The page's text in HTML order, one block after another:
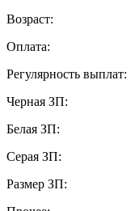
Возраст:
Оплата:
Регулярность выплат:
Черная ЗП:
Белая ЗП:
Серая ЗП:
Размер ЗП: